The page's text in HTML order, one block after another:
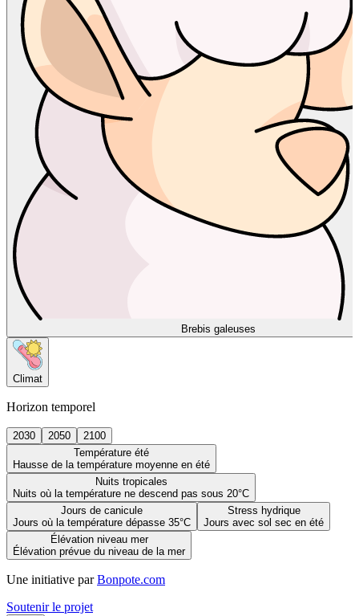
Brebis galeuses
Climat
Horizon temporel
2030 2050
2100
Température été
Hausse de la température moyenne en été
Nuits tropicales
Nuits où la température ne descend pas sous 20°C
Jours de canicule
Jours où la température dépasse 35°C
Stress hydrique
Jours avec sol sec en été
Élévation niveau mer
Élévation prévue du niveau de la mer
Une initiative par Bonpote.com
Soutenir le projet